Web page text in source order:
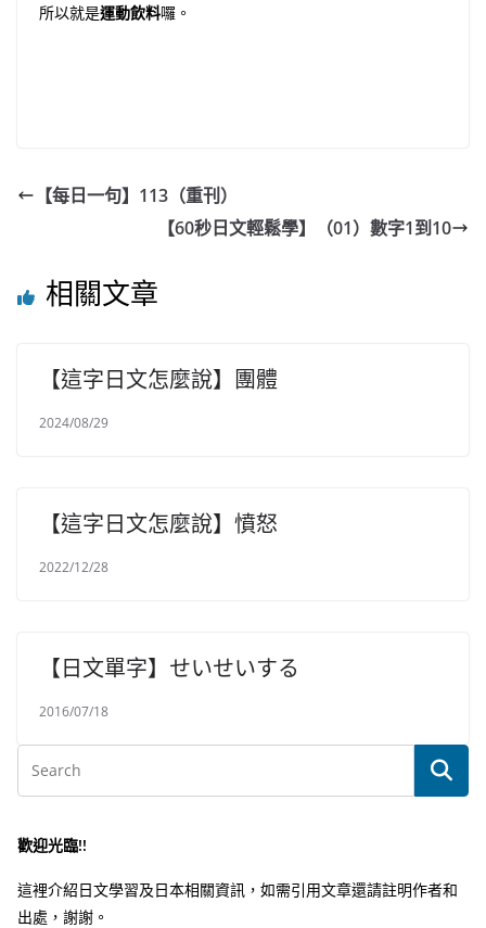
所以就是運動飲料囉。
【每日一句】113（重刊）
【60秒日文輕鬆學】（01）數字1到10
相關文章
【這字日文怎麼說】團體
2024/08/29
【這字日文怎麼說】憤怒
2022/12/28
【日文單字】せいせいする
2016/07/18
歡迎光臨!!
這裡介紹日文學習及日本相關資訊，如需引用文章還請註明作者和
出處，謝謝。